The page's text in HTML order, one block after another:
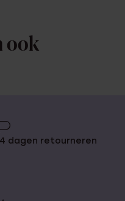
ook
dagen retourneren